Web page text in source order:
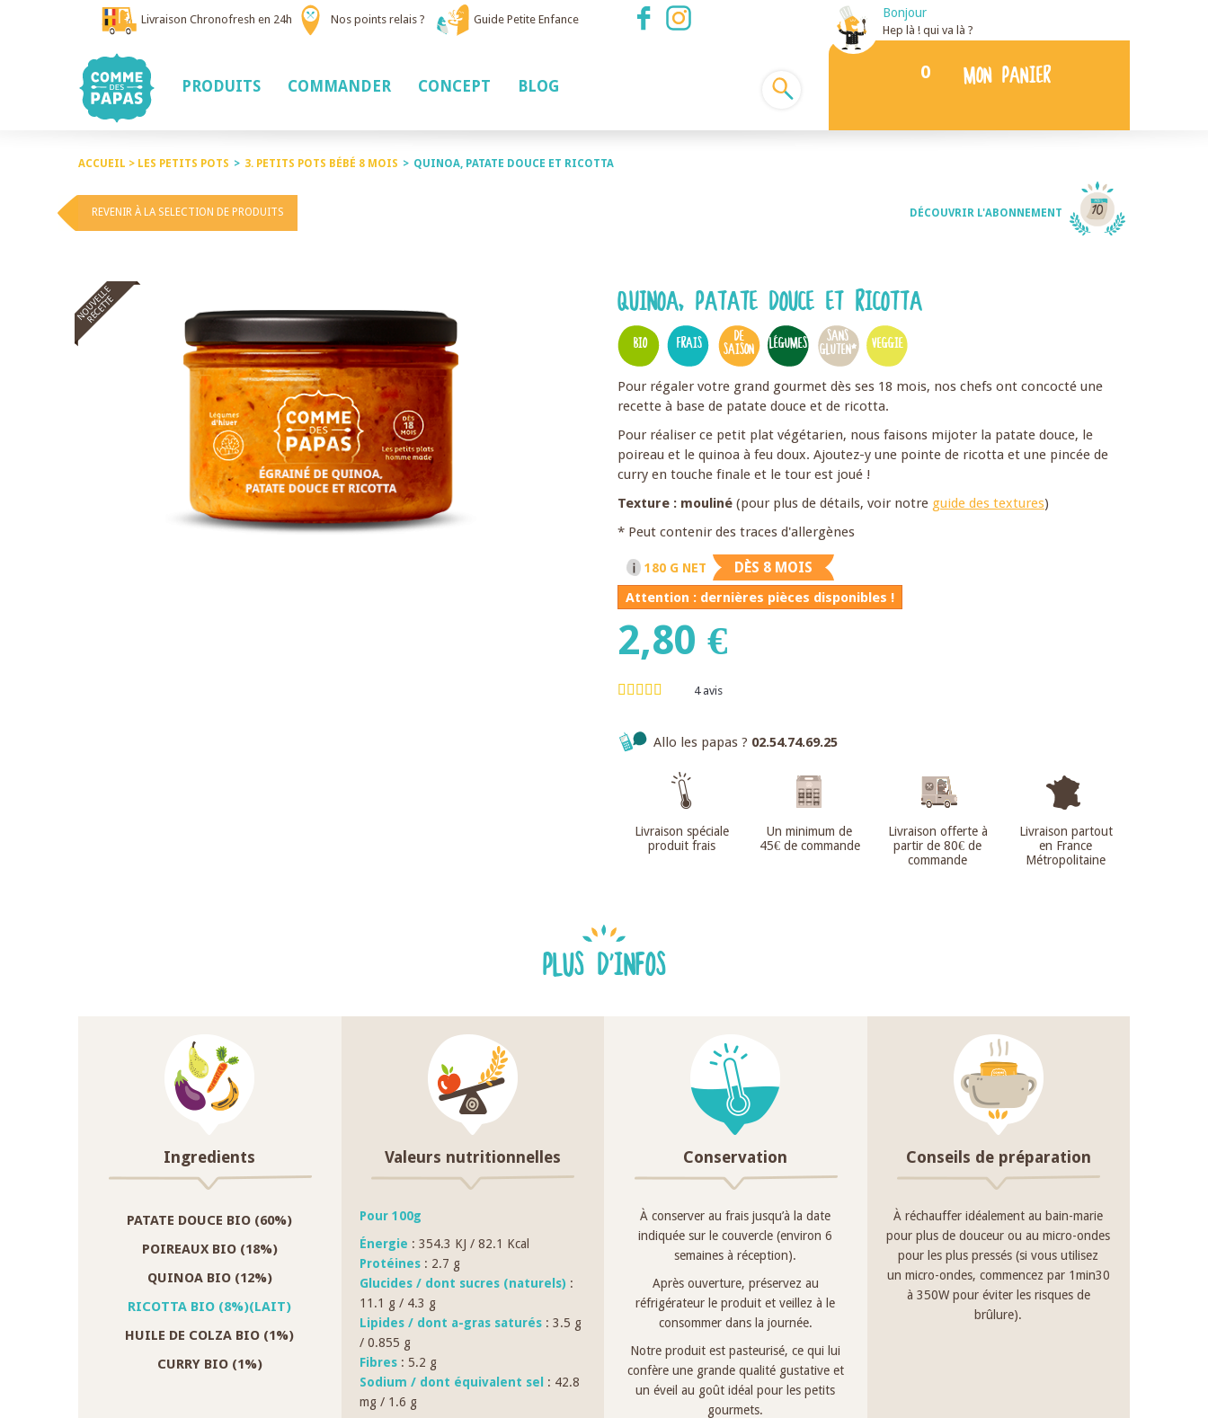
Livraison Chronofresh en 24h Nos points relais ? Guide Petite Enfance
PRODUITS COMMANDER CONCEPT BLOG
Bonjour
Hep là ! qui va là ?
0 MON PANIER
ACCUEIL > LES PETITS POTS > 3. PETITS POTS BÉBÉ 8 MOIS > QUINOA, PATATE DOUCE ET RICOTTA
REVENIR À LA SELECTION DE PRODUITS DÉCOUVRIR L'ABONNEMENT
NOUVELLE
RECETTE QUINOA, PATATE DOUCE ET RICOTTA
BIO FRAIS
DE
SAISON
LÉGUMES
SANS
GLUTEN*
VEGGIE
Pour régaler votre grand gourmet dès ses 18 mois, nos chefs ont concocté une
recette à base de patate douce et de ricotta.
Pour réaliser ce petit plat végétarien, nous faisons mijoter la patate douce, le
poireau et le quinoa à feu doux. Ajoutez-y une pointe de ricotta et une pincée de
curry en touche finale et le tour est joué !
Texture : mouliné (pour plus de détails, voir notre guide des textures)
* Peut contenir des traces d'allergènes
180 G NET DÈS 8 MOIS
Attention : dernières pièces disponibles !
2,80 €
4 avis
Allo les papas ? 02.54.74.69.25
Livraison spéciale
produit frais
Un minimum de
45€ de commande
Livraison offerte à
partir de 80€ de
commande
Livraison partout
en France
Métropolitaine
PLUS D'INFOS
Ingredients
PATATE DOUCE BIO (60%)
POIREAUX BIO (18%)
QUINOA BIO (12%)
RICOTTA BIO (8%)(LAIT)
HUILE DE COLZA BIO (1%)
CURRY BIO (1%)
Valeurs nutritionnelles
Pour 100g
Énergie : 354.3 KJ / 82.1 Kcal
Protéines: 2.7 g
Glucides / dont sucres (naturels) :
11.1 g / 4.3 g
Lipides / dont a-gras saturés: 3.5 g
/ 0.855 g
Fibres: 5.2 g
Sodium / dont équivalent sel
: 42.8
mg / 1.6 g
Conservation
À conserver au frais jusqu’à la date
indiquée sur le couvercle (environ 6
semaines à réception).
Après ouverture, préservez au
réfrigérateur le produit et veillez à le
consommer dans la journée.
Notre produit est pasteurisé, ce qui lui
confère une grande qualité gustative et
un éveil au goût idéal pour les petits
gourmets.
Conseils de préparation
À réchauffer idéalement au bain-marie
pour plus de douceur ou au micro-ondes
pour les plus pressés (si vous utilisez
un micro-ondes, commencez par 1min30
à 350W pour éviter les risques de
brûlure).